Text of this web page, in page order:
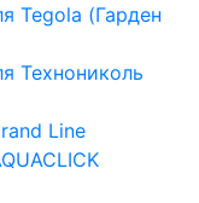
Tegola (Гарден
Технониколь
Line